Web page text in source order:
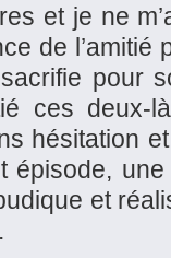
et je ne
de l’amitié
pour
ces deux-
hésitation
épisode,
et